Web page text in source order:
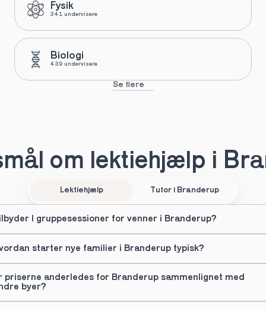
Fysik
341 undervisere
Biologi
439 undervisere
Se flere
om lektiehjælp i
Lektiehjælp Tutor i Branderup
I gruppesessioner for venner i Branderup?
starter nye familier i Branderup typisk?
priserne anderledes for Branderup sammenlignet med
byer?